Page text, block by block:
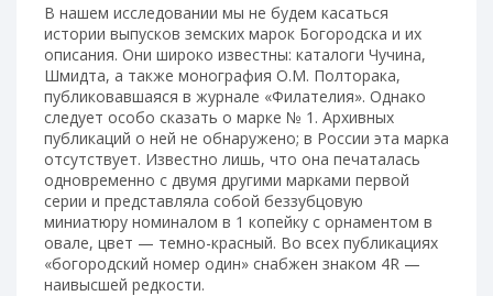
В нашем исследовании мы не будем касаться
истории выпусков земских марок Богородска и их
описания. Они широко известны: каталоги Чучина,
Шмидта, а также монография О.М. Полторака,
публиковавшаяся в журнале «Филателия». Однако
следует особо сказать о марке № 1. Архивных
публикаций о ней не обнаружено; в России эта марка
отсутствует. Известно лишь, что она печаталась
одновременно с двумя другими марками первой
серии и представляла собой беззубцовую
миниатюру номиналом в 1 копейку с орнаментом в
овале, цвет — темно-красный. Во всех публикациях
«богородский номер один» снабжен знаком 4R —
наивысшей редкости.